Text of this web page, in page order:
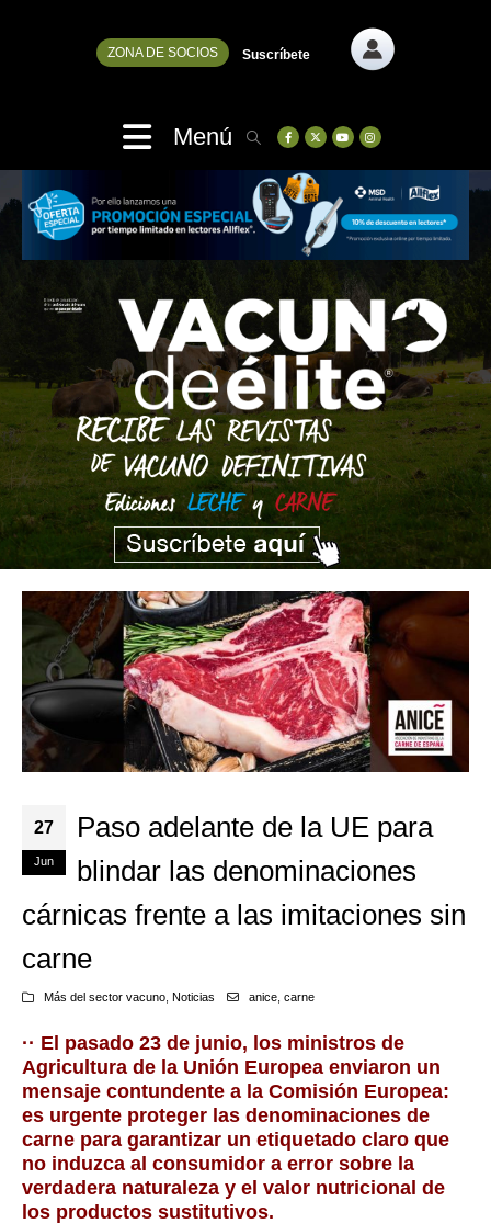
ZONA DE SOCIOS Suscríbete
Menú
27
Jun
Paso adelante de la UE para
blindar las denominaciones
cárnicas frente a las imitaciones sin
carne
Más del sector vacuno, Noticias anice, carne
·· El pasado 23 de junio, los ministros de
Agricultura de la Unión Europea enviaron un
mensaje contundente a la Comisión Europea:
es urgente proteger las denominaciones de
carne para garantizar un etiquetado claro que
no induzca al consumidor a error sobre la
verdadera naturaleza y el valor nutricional de
los productos sustitutivos.